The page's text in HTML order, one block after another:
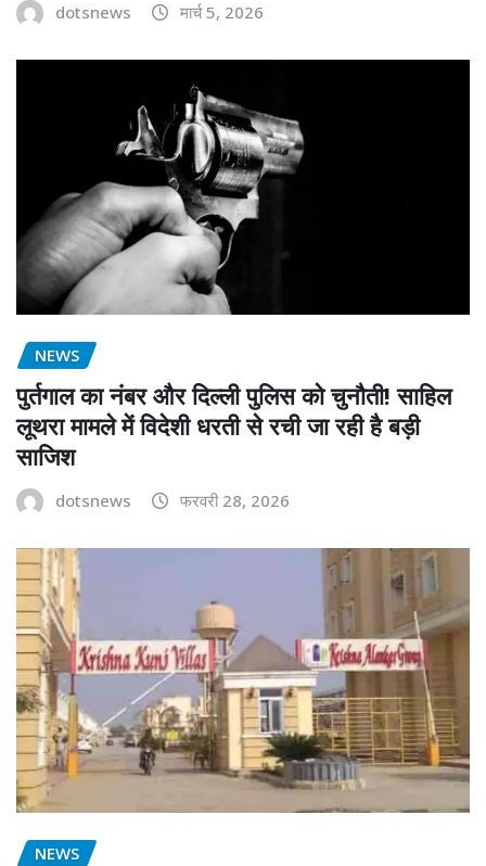
dotsnews मार्च 5, 2026
NEWS
पुर्तगाल का नंबर और दिल्ली पुलिस को चुनौती! साहिल
लूथरा मामले में विदेशी धरती से रची जा रही है बड़ी
साजिश
dotsnews फरवरी 28, 2026
NEWS